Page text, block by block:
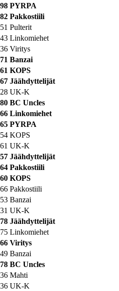
98 PYRPA
82 Pakkostiili
51 Pulterit
43 Linkomiehet
36 Viritys
71 Banzai
61 KOPS
67 Jäähdyttelijät
28 UK-K
80 BC Uncles
66 Linkomiehet
65 PYRPA
54 KOPS
61 UK-K
57 Jäähdyttelijät
64 Pakkostiili
60 KOPS
66 Pakkostiili
53 Banzai
31 UK-K
78 Jäähdyttelijät
75 Linkomiehet
66 Viritys
49 Banzai
78 BC Uncles
36 Mahti
36 UK-K